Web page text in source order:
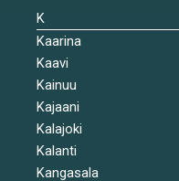
K
Kaarina
Kaavi
Kainuu
Kajaani
Kalajoki
Kalanti
Kangasala